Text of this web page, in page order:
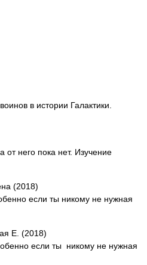
в истории Галактики.
него пока нет. Изучение
(2018)
если ты никому не нужная
Е. (2018)
если ты никому не нужная